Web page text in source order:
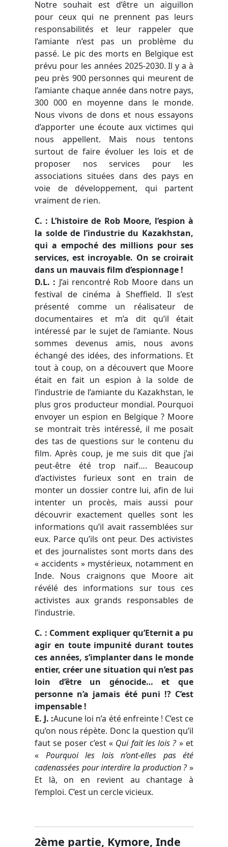
Notre souhait est d’être un aiguillon
pour ceux qui ne prennent pas leurs
responsabilités et leur rappeler que
l’amiante n’est pas un problème du
passé. Le pic des morts en Belgique est
prévu pour les années 2025-2030. Il y a à
peu près 900 personnes qui meurent de
l’amiante chaque année dans notre pays,
300 000 en moyenne dans le monde.
Nous vivons de dons et nous essayons
d’apporter une écoute aux victimes qui
nous appellent. Mais nous tentons
surtout de faire évoluer les lois et de
proposer nos services pour les
associations situées dans des pays en
voie de développement, qui partent
vraiment de rien.
C. : L’histoire de Rob Moore, l’espion à
la solde de l’industrie du Kazakhstan,
qui a empoché des millions pour ses
services, est incroyable. On se croirait
dans un mauvais film d’espionnage !
D.L. : J’ai rencontré Rob Moore dans un
festival de cinéma à Sheffield. Il s’est
présenté comme un réalisateur de
documentaires et m’a dit qu’il était
intéressé par le sujet de l’amiante. Nous
sommes devenus amis, nous avons
échangé des idées, des informations. Et
tout à coup, on a découvert que Moore
était en fait un espion à la solde de
l’industrie de l’amiante du Kazakhstan, le
plus gros producteur mondial. Pourquoi
envoyer un espion en Belgique ? Moore
se montrait très intéressé, il me posait
des tas de questions sur le contenu du
film. Après coup, je me suis dit que j’ai
peut-être été trop naïf…. Beaucoup
d’activistes furieux sont en train de
monter un dossier contre lui, afin de lui
intenter un procès, mais aussi pour
découvrir exactement quelles sont les
informations qu’il avait rassemblées sur
eux. Parce qu’ils ont peur. Des activistes
et des journalistes sont morts dans des
« accidents » mystérieux, notamment en
Inde. Nous craignons que Moore ait
révélé des informations sur tous ces
activistes aux grands responsables de
l’industrie.
C. : Comment expliquer qu’Eternit a pu
agir en toute impunité durant toutes
ces années, s’implanter dans le monde
entier, créer une situation qui n’est pas
loin d’être un génocide… et que
personne n’a jamais été puni !? C’est
impensable !
E. J. :Aucune loi n’a été enfreinte ! C’est ce
qu’on nous répète. Donc la question qu’il
faut se poser c’est« Qui fait les lois ?»et
« Pourquoi les lois n’ont-elles pas été
cadenassées pour interdire la production ?»
Et là, on en revient au chantage à
l’emploi. C’est un cercle vicieux.
2ème partie, Kymore, Inde